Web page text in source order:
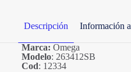
Descripción Información
Marca: Omega
Modelo: 263412SB
Cod: 12334